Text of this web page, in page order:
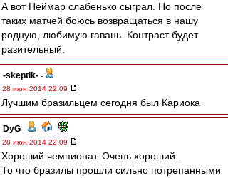
А вот Неймар слабенько сыграл. Но после
таких матчей боюсь возвращаться в нашу
родную, любимую гавань. Контраст будет
разительный.
-skeptik- -
28 июн 2014 22:09
Лучшим бразильцем сегодня был Кариока
DyG -
28 июн 2014 22:09
Хороший чемпионат. Очень хороший.
То что бразилы прошли сильно потрепанными